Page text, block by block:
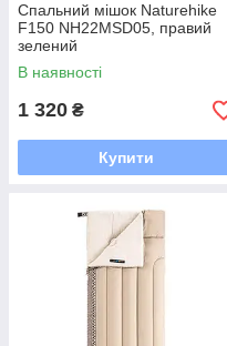
Спальний мішок Naturehike
F150 NH22MSD05, правий
зелений
В наявності
1 320 ₴
Купити